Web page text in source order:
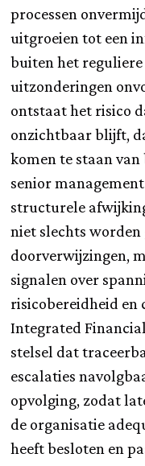
processen
uitgroeien tot een
buiten het
uitzonderingen
ontstaat het risico
onzichtbaar blijft,
komen te staan
senior
structurele
niet slechts
doorverwijzingen,
signalen over
risicobereidheid en
Integrated
stelsel dat
escalaties
opvolging, zodat
de organisatie
heeft besloten en